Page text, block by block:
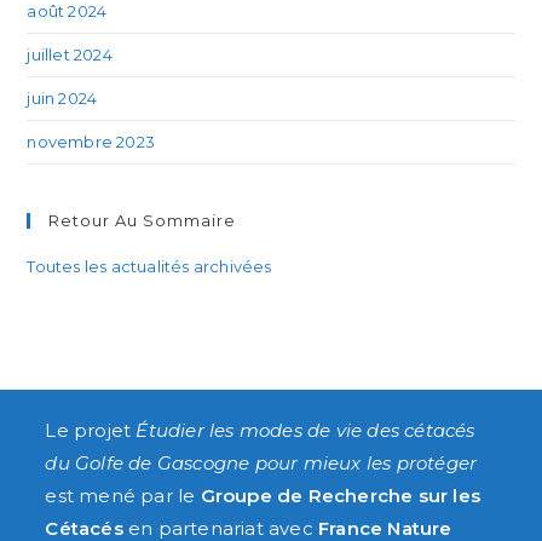
août 2024
juillet 2024
juin 2024
novembre 2023
Retour Au Sommaire
Toutes les actualités archivées
Le projet Étudier les modes de vie des cétacés
du Golfe de Gascogne pour mieux les protéger
est mené par le Groupe de Recherche sur les
Cétacésen partenariat avec France Nature